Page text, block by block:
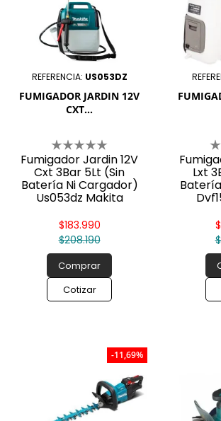
REFERENCIA: US053DZ
FUMIGADOR JARDIN 12V
CXT...
Fumigador Jardin 12V
Cxt 3Bar 5Lt (Sin
Batería Ni Cargador)
Us053dz Makita
$208.190
$183.990
Comprar
Cotizar
Lxt
-11,69%